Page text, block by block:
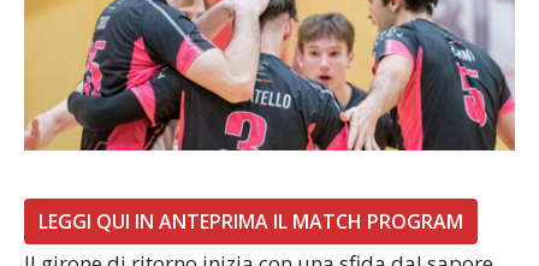
LEGGI QUI IN ANTEPRIMA IL MATCH PROGRAM